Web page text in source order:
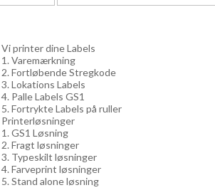
Vi printer dine Labels
1. Varemærkning
2. Fortløbende Stregkode
3. Lokations Labels
4. Palle Labels GS1
5. Fortrykte Labels på ruller
Printerløsninger
1. GS1 Løsning
2. Fragt løsninger
3. Typeskilt løsninger
4. Farveprint løsninger
5. Stand alone løsning